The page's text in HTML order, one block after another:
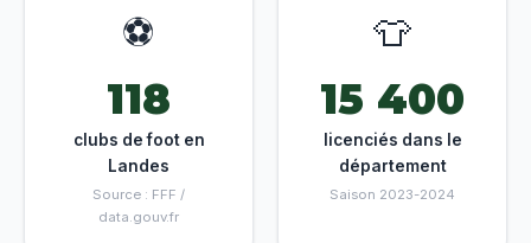
⚽
118
clubs de foot en
Landes
Source : FFF /
data.gouv.fr
👕
15 400
licenciés dans le
département
Saison 2023-2024